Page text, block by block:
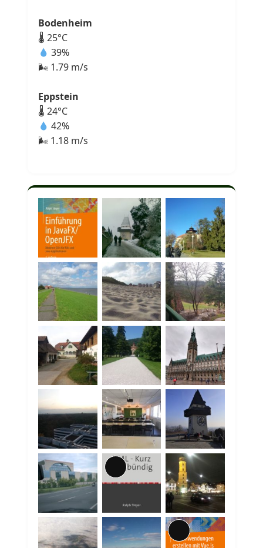
Bodenheim
🌡 25°C
39%
🌬 1.79 m/s
Eppstein
🌡 24°C
42%
🌬 1.18 m/s
Lange
Beschreibung
Lange